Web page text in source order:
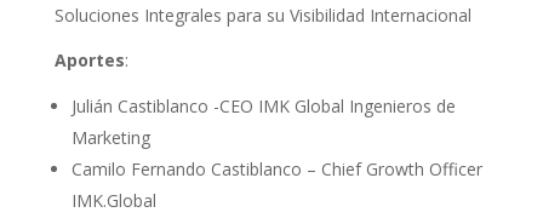
Soluciones Integrales para su Visibilidad Internacional
Aportes:
Julián Castiblanco -CEO IMK Global Ingenieros de
Marketing
Camilo Fernando Castiblanco – Chief Growth Officer
IMK.Global